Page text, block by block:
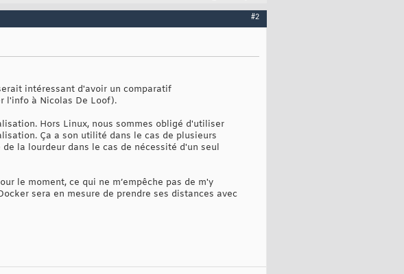
#2
intéressant d'avoir un comparatif
l'info à Nicolas De Loof).
Hors Linux, nous sommes obligé d'utiliser
Ça a son utilité dans le cas de plusieurs
la lourdeur dans le cas de nécessité d'un seul
le moment, ce qui ne m’empêche pas de m'y
sera en mesure de prendre ses distances avec